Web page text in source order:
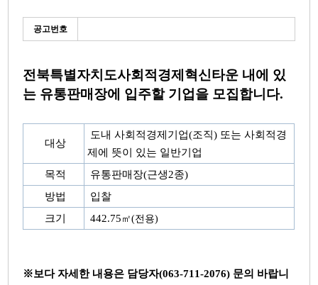
본문
부
공고번호
전북특별자치도사회적경제혁신타운 내에 있
는 유통판매장에 입주할 기업을 모집합니다.
대상
도내 사회적경제기업(조직) 또는 사회적경
제에 뜻이 있는 일반기업
목적
유통판매장(근생2종)
방법
입찰
크기
442.75 ㎡(전용)
※보다 자세한 내용은 담당자(063-711-2076) 문의 바랍니